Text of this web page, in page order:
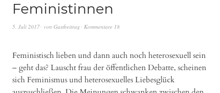
Feministinnen
5. Juli 2017 von Gastbeitrag Kommentare 18
Feministisch lieben und dann auch noch heterosexuell sein
– geht das? Lauscht frau der öffentlichen Debatte, scheinen
sich Feminismus und heterosexuelles Liebesglück